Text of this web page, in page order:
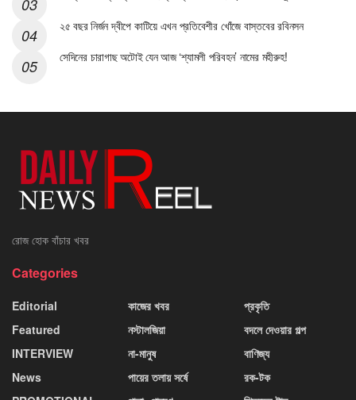
২৫ বছর নির্জন দ্বীপে কাটিয়ে এখন প্রতিবেশীর খোঁজে বাস্তবের রবিনসন
সেদিনের চারাগাছ অটোই যেন আজ ‘শ্যামলী পরিবহন’ নামের মহীরুহ!
রোজ হোক বাঁচার খবর
Categories
Editorial
Featured
INTERVIEW
News
কাজের খবর
নস্টালজিয়া
না-মানুষ
পায়ের তলায় সর্ষে
প্রকৃতি
বদলে দেওয়ার গল্প
বাণিজ্য
রক-টক